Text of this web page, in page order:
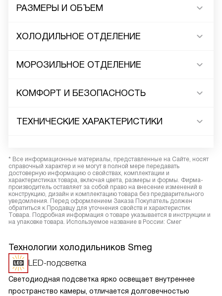
РАЗМЕРЫ И ОБЪЕМ
ХОЛОДИЛЬНОЕ ОТДЕЛЕНИЕ
МОРОЗИЛЬНОЕ ОТДЕЛЕНИЕ
КОМФОРТ И БЕЗОПАСНОСТЬ
ТЕХНИЧЕСКИЕ ХАРАКТЕРИСТИКИ
* Все информационные материалы, представленные на Сайте, носят
справочный характер и не могут в полной мере передавать
достоверную информацию о свойствах, комплектации и
характеристиках товара, включая цвета, размеры и формы. Фирма-
производитель оставляет за собой право на внесение изменений в
конструкцию, дизайн и комплектацию товара без предварительного
уведомления. Перед оформлением Заказа Покупатель должен
обратиться к Продавцу для уточнения свойств и характеристик
Товара. Подробная информация о товаре указывается в инструкции и
на упаковке товара. Используемое название в России: Смег
Технологии холодильников Smeg
LED-подсветка
Светодиодная подсветка ярко освещает внутреннее
пространство камеры, отличается долговечностью